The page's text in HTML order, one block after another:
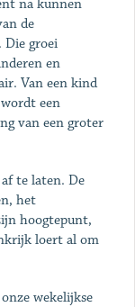
na kunnen
de
Die groei
en
Van een kind
een
van een groter
te laten. De
het
hoogtepunt,
loert al om
wekelijkse